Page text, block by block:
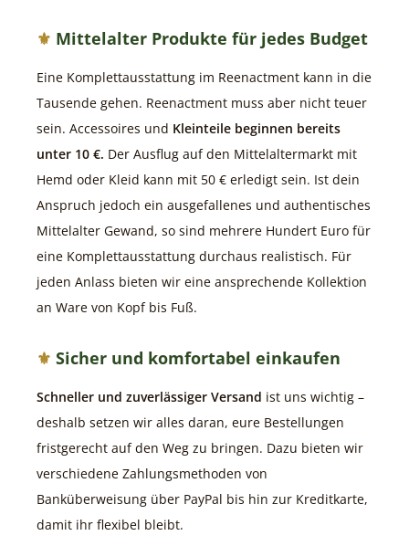
Mittelalter Produkte für jedes Budget
Eine Komplettausstattung im Reenactment kann in die
Tausende gehen. Reenactment muss aber nicht teuer
sein. Accessoires und Kleinteile beginnen bereits
unter 10 €. Der Ausflug auf den Mittelaltermarkt mit
Hemd oder Kleid kann mit 50 € erledigt sein. Ist dein
Anspruch jedoch ein ausgefallenes und authentisches
Mittelalter Gewand, so sind mehrere Hundert Euro für
eine Komplettausstattung durchaus realistisch. Für
jeden Anlass bieten wir eine ansprechende Kollektion
an Ware von Kopf bis Fuß.
Sicher und komfortabel einkaufen
Schneller und zuverlässiger Versand ist uns wichtig –
deshalb setzen wir alles daran, eure Bestellungen
fristgerecht auf den Weg zu bringen. Dazu bieten wir
verschiedene Zahlungsmethoden von
Banküberweisung über PayPal bis hin zur Kreditkarte,
damit ihr flexibel bleibt.